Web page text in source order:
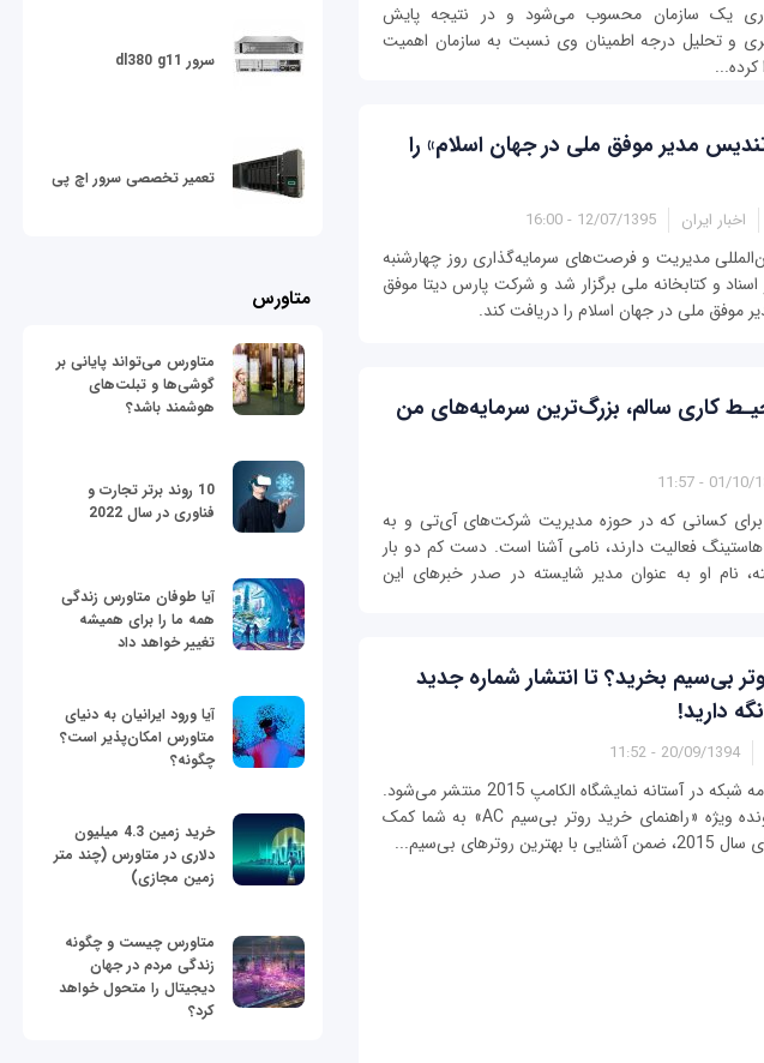
یک سازمان محسوب می‌شود و در نتیجه پایش
و تحلیل درجه اطمینان وی نسبت به سازمان اهمیت
کرده...
مدیر موفق ملی در جهان اسلام» را
اخبار ایران 12/07/1395 - 16:00
مدیریت و فرصت‌های سرمایه‌گذاری روز چهارشنبه
اسناد و کتابخانه ملی برگزار شد و شرکت پارس دیتا موفق
موفق ملی در جهان اسلام را دریافت کند.
کاری سالم، بزرگ‌ترین سرمایه‌های من
01/10/1394
برای کسانی که در حوزه مدیریت شرکت‌های آی‌تی و به
فعالیت دارند، نامی آشنا است. دست کم دو بار
نام او به عنوان مدیر شایسته در صدر خبرهای این
بی‌سیم بخرید؟ تا انتشار شماره جدید
دارید!
20/09/1394 - 11:52
شماره 175 ماهنامه شبکه در آستانه نمایشگاه الکامپ 2015 منتشر می‌شود.
این شماره با پرونده ویژه «راهنمای خرید روتر بی‌سیم AC» به شما کمک
روترهای بی‌سیم...
سرور dl380 g11
تعمیر تخصصی سرور اچ پی
متاورس
متاورس می‌تواند پایانی بر
گوشی‌ها و تبلت‌های
هوشمند باشد؟
10 روند برتر تجارت و
فناوری در سال 2022
آیا طوفان متاورس زندگی
همه ما را برای همیشه
تغییر خواهد داد
آیا ورود ایرانیان به دنیای
متاورس امکان‌پذیر است؟
چگونه؟
خرید زمین 4.3 میلیون
دلاری در متاورس (چند متر
زمین مجازی)
متاورس چیست و چگونه
زندگی مردم در جهان
دیجیتال را متحول خواهد
کرد؟